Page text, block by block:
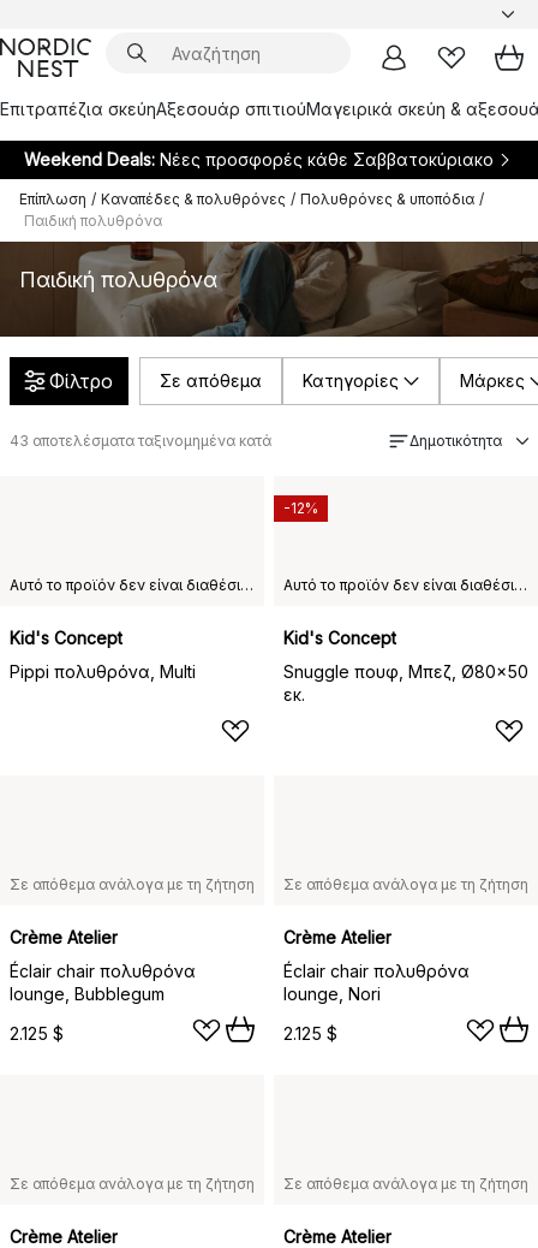
Επιτραπέζια σκεύηΑξεσουάρ σπιτιούΜαγειρικά σκεύη &
Weekend Deals: Νέες προσφορές κάθε Σαββατοκύριακο
Επίπλωση / Καναπέδες & πολυθρόνες / Πολυθρόνες & υποπόδια /
Παιδική πολυθρόνα
Παιδική πολυθρόνα
Φίλτρο Σε απόθεμα Κατηγορίες Μάρκες
43 αποτελέσματα ταξινομημένα κατά Δημοτικότητα
Αυτό το προϊόν δεν είναι διαθέσιμο στη χώρα παράδοσης που έχετε επιλέξει.
Kid's Concept
Pippi πολυθρόνα, Multi
Αυτό το προϊόν δεν είναι διαθέσιμο στη χώρα παράδοσης που έχετε επιλέξει.
Kid's Concept
Snuggle πουφ, Μπεζ, Ø80x50
εκ.
-12%
Σε απόθεμα ανάλογα με τη ζήτηση
Crème Atelier
Éclair chair πολυθρόνα
lounge, Bubblegum
2.125 $
Σε απόθεμα ανάλογα με τη ζήτηση
Crème Atelier
Éclair chair πολυθρόνα
lounge, Nori
2.125 $
Σε απόθεμα ανάλογα με τη ζήτηση
Crème Atelier
Σε απόθεμα ανάλογα με τη ζήτηση
Crème Atelier